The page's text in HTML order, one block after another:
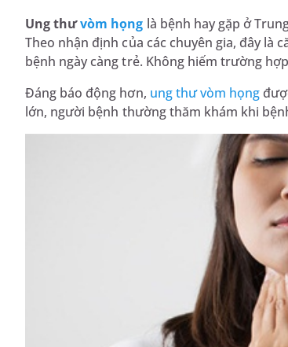
Ung thưvòm họng là bệnh hay gặp ở
Theo nhận định của các chuyên gia, đây là
bệnh ngày càng trẻ. Không hiếm trường
Đáng báo động hơn, ung thư vòm họng
lớn, người bệnh thường thăm khám khi